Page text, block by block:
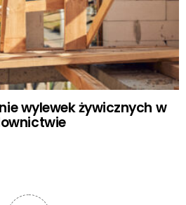
wylewek żywicznych w